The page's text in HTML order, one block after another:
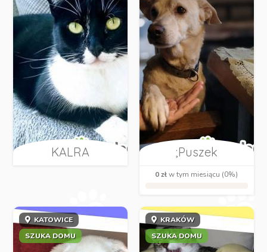
KALRA ;Puszek
0 złw tym miesiącu (0%)
KATOWICE
SZUKA DOMU
KRAKÓW
SZUKA DOMU